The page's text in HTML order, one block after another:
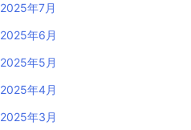
2025年7月
2025年6月
2025年5月
2025年4月
2025年3月